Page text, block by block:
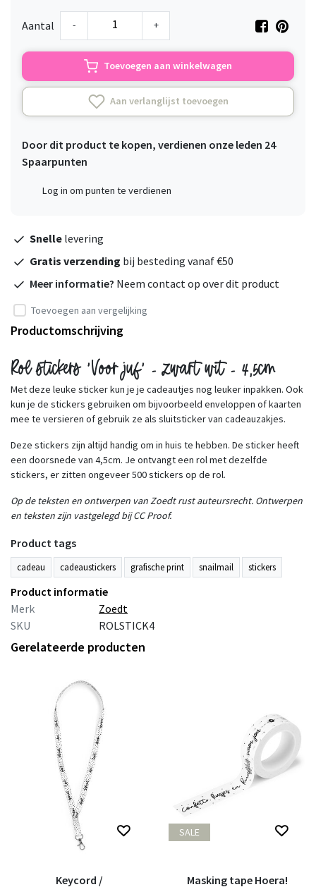
Aantal - +
Toevoegen aan winkelwagen
Aan verlanglijst toevoegen
Door dit product te kopen, verdienen onze leden 24
Spaarpunten
Log in om punten te verdienen
Snelle levering
Gratis verzending bij besteding vanaf €50
Meer informatie? Neem contact op over dit product
Toevoegen aan vergelijking
Productomschrijving
Rol stickers 'Voor juf' - zwart wit - 4,5cm
Met deze leuke sticker kun je je cadeautjes nog leuker inpakken. Ook
kun je de stickers gebruiken om bijvoorbeeld enveloppen of kaarten
mee te versieren of gebruik ze als sluitsticker van cadeauzakjes.
Deze stickers zijn altijd handig om in huis te hebben. De sticker heeft
een doorsnede van 4,5cm. Je ontvangt een rol met dezelfde
stickers, er zitten ongeveer 500 stickers op de rol.
Op de teksten en ontwerpen van Zoedt rust auteursrecht. Ontwerpen
en teksten zijn vastgelegd bij CC Proof.
Product tags
cadeau cadeaustickers grafische print snailmail stickers
Product informatie
Merk
Zoedt
SKU
ROLSTICK4
Gerelateerde producten
Keycord /
SALE
Masking tape Hoera!